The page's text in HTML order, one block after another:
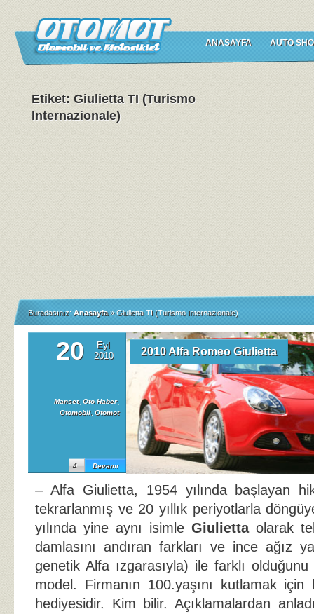
ANASAYFA AUTO
Etiket: Giulietta TI (Turismo
Internazionale)
Buradasınız: Anasayfa » Giulietta TI (Turismo Internazionale)
20
Eyl
2010
Manset, Oto Haber,
Otomobil, Otomot
Devamı
4
2010 Alfa Romeo Giulietta
– Alfa Giulietta, 1954 yılında başlayan
tekrarlanmış ve 20 yıllık periyotlarla
yılında yine aynı isimle Giulietta olarak
damlasını andıran farkları ve ince ağız
genetik Alfa ızgarasıyla) ile farklı
model. Firmanın 100.yaşını kutlamak
hediyesidir. Kim bilir. Açıklamalardan